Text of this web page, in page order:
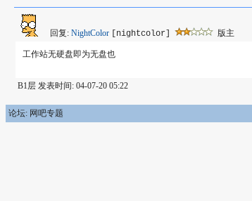
回复: NightColor [nightcolor] 版主
工作站无硬盘即为无盘也
B1层 发表时间: 04-07-20 05:22
论坛: 网吧专题